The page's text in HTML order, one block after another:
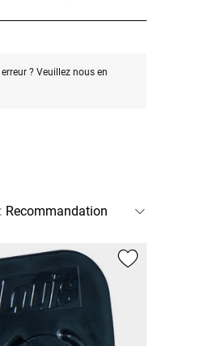
? Veuillez nous en
: